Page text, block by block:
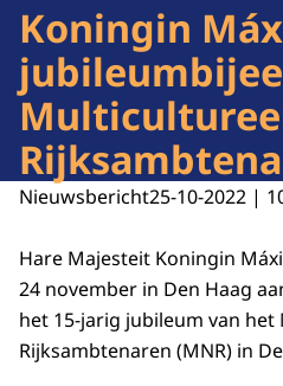
Koningin
Nieuwsbericht25-10-2022 |
Hare Majesteit Koningin
24 november in Den Haag
het 15-jarig jubileum van
Rijksambtenaren (MNR) in